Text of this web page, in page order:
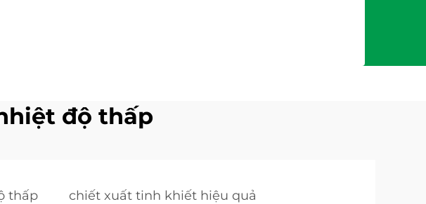
độ thấp
thấp chiết xuất tinh khiết hiệu quả